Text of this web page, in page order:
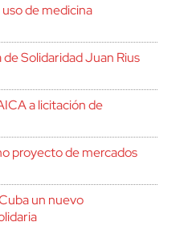
de medicina
Solidaridad Juan Rius
a licitación de
proyecto de mercados
un nuevo